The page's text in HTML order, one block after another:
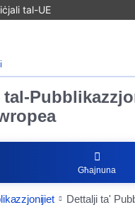
tal-UE
Għajnuna
Dettalji ta'